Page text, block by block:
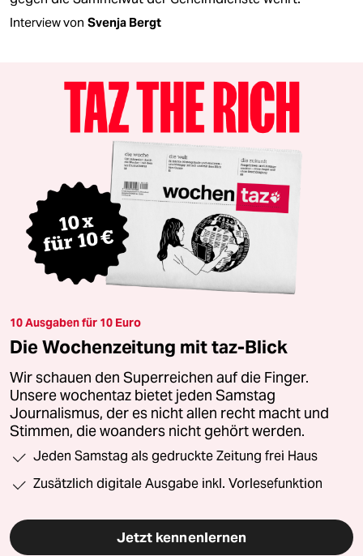
Interview von Svenja Bergt
10 Ausgaben für 10 Euro
Die Wochenzeitung mit taz-Blick
Wir schauen den Superreichen auf die Finger.
Unsere wochentaz bietet jeden Samstag
Journalismus, der es nicht allen recht macht und
Stimmen, die woanders nicht gehört werden.
Jeden Samstag als gedruckte Zeitung frei Haus
Zusätzlich digitale Ausgabe inkl. Vorlesefunktion
Jetzt kennenlernen